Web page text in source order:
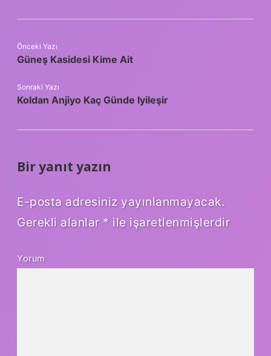
Önceki Yazı
Güneş Kasidesi Kime Ait
Sonraki Yazı
Koldan Anjiyo Kaç Günde Iyileşir
Bir yanıt yazın
E-posta adresiniz yayınlanmayacak.
Gerekli alanlar * ile işaretlenmişlerdir
Yorum